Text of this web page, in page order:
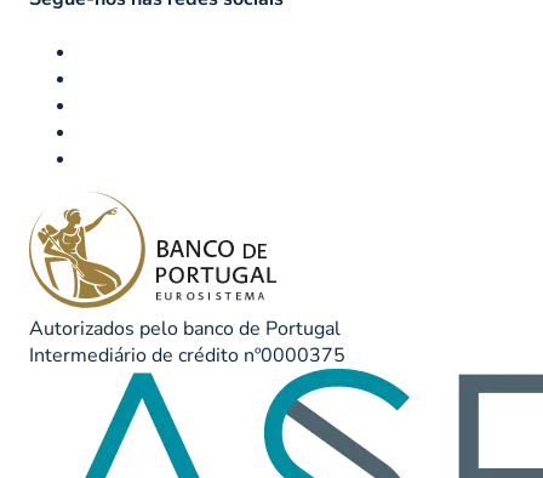
Autorizados pelo banco de Portugal
Intermediário de crédito nº0000375